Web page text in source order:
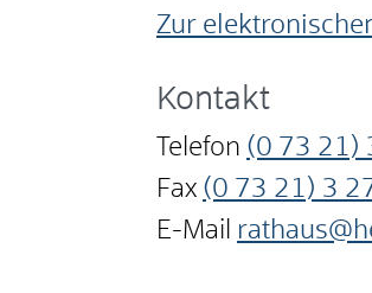
Zur
Kontakt
Telefon (0 73 21)
Fax (0 73 21) 3
E-Mail